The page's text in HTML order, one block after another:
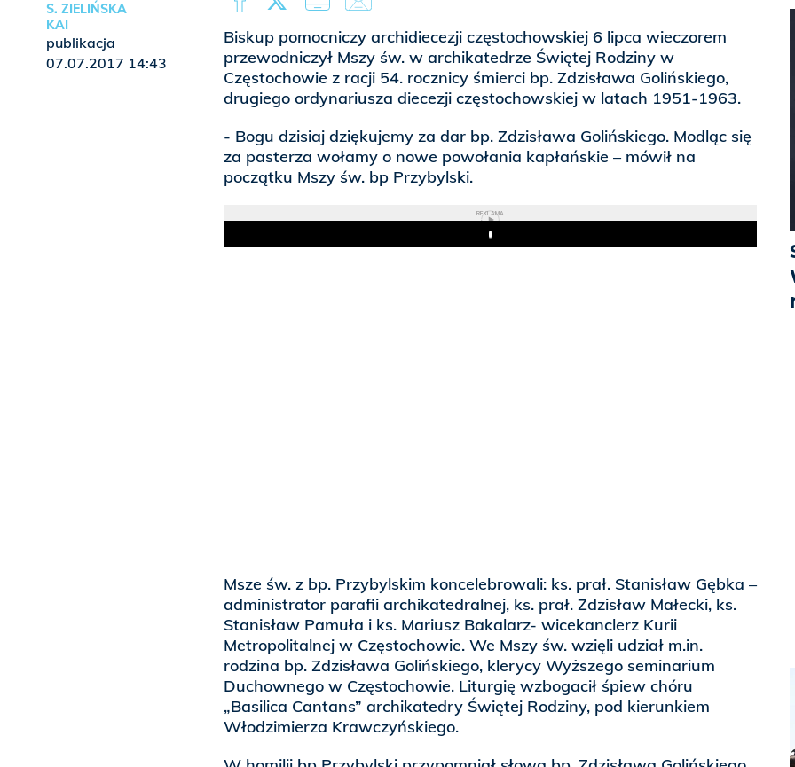
Biskup pomocniczy archidiecezji częstochowskiej 6 lipca wieczorem
przewodniczył Mszy św. w archikatedrze Świętej Rodziny w
Częstochowie z racji 54. rocznicy śmierci bp. Zdzisława Golińskiego,
drugiego ordynariusza diecezji częstochowskiej w latach 1951-1963.
- Bogu dzisiaj dziękujemy za dar bp. Zdzisława Golińskiego. Modląc się
za pasterza wołamy o nowe powołania kapłańskie – mówił na
początku Mszy św. bp Przybylski.
REKLAMA
Play
Msze św. z bp. Przybylskim koncelebrowali: ks. prał. Stanisław Gębka –
administrator parafii archikatedralnej, ks. prał. Zdzisław Małecki, ks.
Stanisław Pamuła i ks. Mariusz Bakalarz- wicekanclerz Kurii
Metropolitalnej w Częstochowie. We Mszy św. wzięli udział m.in.
rodzina bp. Zdzisława Golińskiego, klerycy Wyższego seminarium
Duchownego w Częstochowie. Liturgię wzbogacił śpiew chóru
„Basilica Cantans” archikatedry Świętej Rodziny, pod kierunkiem
Włodzimierza Krawczyńskiego.
S. ZIELIŃSKA
KAI
publikacja
07.07.2017 14:43